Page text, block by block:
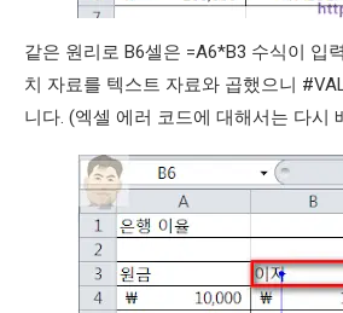
같은 원리로 B6셀은 =A6*B3 수식이 입
치 자료를 텍스트 자료와 곱했으니
니다. (엑셀 에러 코드에 대해서는 다시